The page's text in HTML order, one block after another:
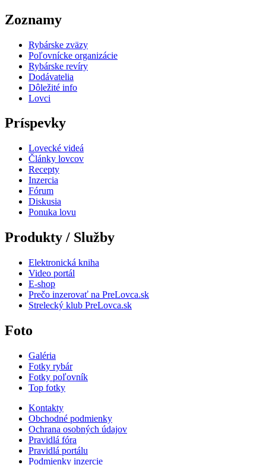
Zoznamy
Rybárske zväzy
Poľovnícke organizácie
Rybárske revíry
Dodávatelia
Dôležité info
Lovci
Príspevky
Lovecké videá
Články lovcov
Recepty
Inzercia
Fórum
Diskusia
Ponuka lovu
Produkty / Služby
Elektronická kniha
Video portál
E-shop
Prečo inzerovať na PreLovca.sk
Strelecký klub PreLovca.sk
Foto
Galéria
Fotky rybár
Fotky poľovník
Top fotky
Kontakty
Obchodné podmienky
Ochrana osobných údajov
Pravidlá fóra
Pravidlá portálu
Podmienky inzercie